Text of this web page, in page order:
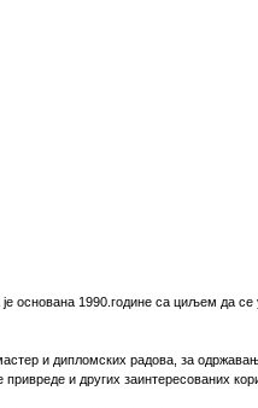
основана 1990.године са циљем да се
и дипломских радова, за
привреде и других заинтересованих